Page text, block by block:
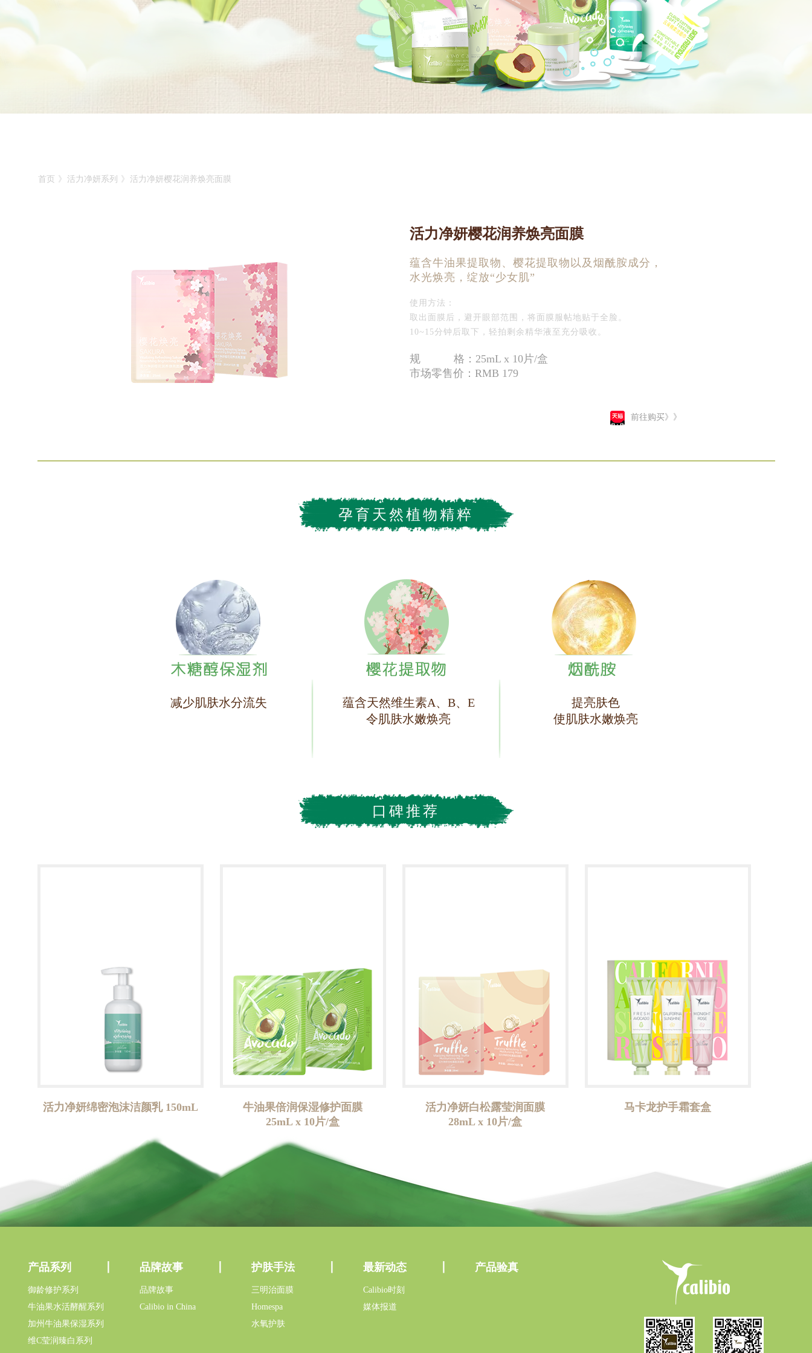
首页 》 活力净妍系列 》 活力净妍樱花润养焕亮面膜
活力净妍樱花润养焕亮面膜
蕴含牛油果提取物、樱花提取物以及烟酰胺成分，
水光焕亮，绽放“少女肌”
使用方法：
取出面膜后，避开眼部范围，将面膜服帖地贴于全脸。
10~15分钟后取下，轻拍剩余精华液至充分吸收。
规 格：25mL x 10片/盒
市场零售价：RMB 179
前往购买》》
孕育天然植物精粹
减少肌肤水分流失
蕴含天然维生素A、B、E
令肌肤水嫩焕亮
提亮肤色
使肌肤水嫩焕亮
口碑推荐
活力净妍绵密泡沫洁颜乳 150mL
牛油果倍润保湿修护面膜
25mL x 10片/盒
活力净妍白松露莹润面膜
28mL x 10片/盒
马卡龙护手霜套盒
产品系列
御龄修护系列
牛油果水活酵醒系列
加州牛油果保湿系列
维C莹润臻白系列
品牌故事
品牌故事
Calibio in China
护肤手法
三明治面膜
Homespa
水氧护肤
最新动态
Calibio时刻
媒体报道
产品验真